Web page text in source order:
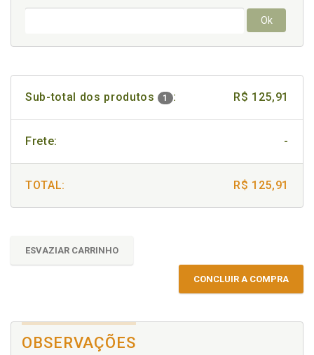
Ok
Sub-total dos produtos 1 : R$ 125,91
Frete: -
TOTAL: R$ 125,91
ESVAZIAR CARRINHO
CONCLUIR A COMPRA
OBSERVAÇÕES